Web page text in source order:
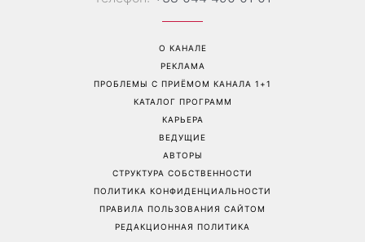
Подорожает ли тариф на
свет: сколько будет стоить
Турецкий сериал Слезы
Дженнет покажут на 1+1
Украина: чем удивит
романтическая драма